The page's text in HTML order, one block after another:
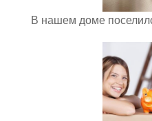
В нашем доме